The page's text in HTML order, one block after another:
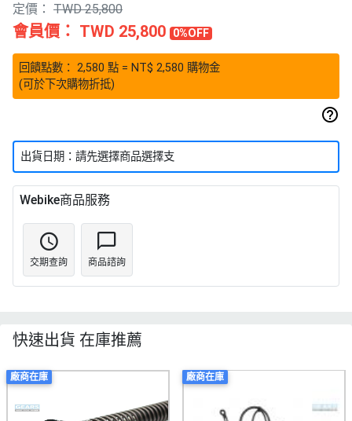
定價： TWD 25,800
會員價： TWD 25,800 0%OFF
回饋點數： 2,580 點 = NT$ 2,580 購物金
(可於下次購物折抵)
出貨日期：請先選擇商品選擇支
Webike商品服務
交期查詢 商品諮詢
快速出貨 在庫推薦
廠商在庫 廠商在庫